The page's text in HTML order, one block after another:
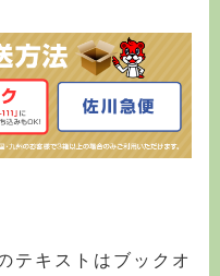
テキストはブックオ